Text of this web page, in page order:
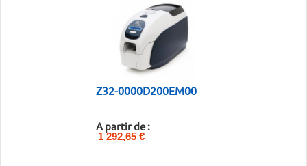
Z32-0000D200EM00
A partir de :
1 292,65 €